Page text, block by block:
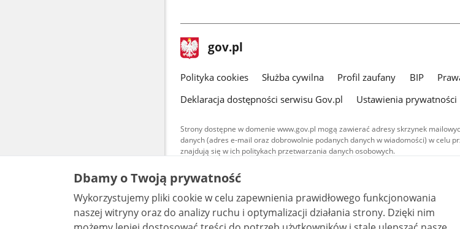
stopka
gov.pl Strona
gov.pl
gov.pl
Polityka cookies Służba cywilna Profil zaufany BIP
Deklaracja dostępności serwisu Gov.pl
Ustawienia prywatności
Strony dostępne w domenie www.gov.pl mogą zawierać adresy skrzynek
danych (adres e-mail oraz dobrowolnie podanych danych w wiadomości) w celu
znajdują się w ich politykach przetwarzania danych osobowych.
Treści tekstowe publikowane w serwisie (z wyłączeniem treści
udostępniane na licencji typu Creative Commons: uznanie
warunkach 4.0 (CC BY-SA 4.0). Materiały audiowizualne, w tym
są udostępniane na licencji typu Creative Commons: uznanie
bez utworów zależnych 4.0 (CC BY-NC-ND 4.0), o ile nie jest to
Dbamy o Twoją prywatność
Wykorzystujemy pliki cookie w celu zapewnienia prawidłowego funkcjonowania
naszej witryny oraz do analizy ruchu i optymalizacji działania strony. Dzięki nim